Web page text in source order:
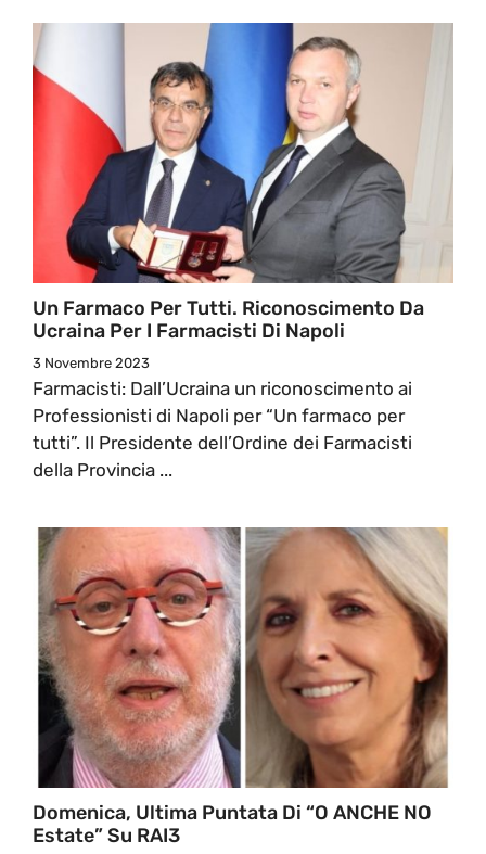
Un Farmaco Per Tutti. Riconoscimento Da
Ucraina Per I Farmacisti Di Napoli
3 Novembre 2023
Farmacisti: Dall’Ucraina un riconoscimento ai
Professionisti di Napoli per “Un farmaco per
tutti”. Il Presidente dell’Ordine dei Farmacisti
della Provincia ...
Domenica, Ultima Puntata Di “O ANCHE NO
Estate” Su RAI3